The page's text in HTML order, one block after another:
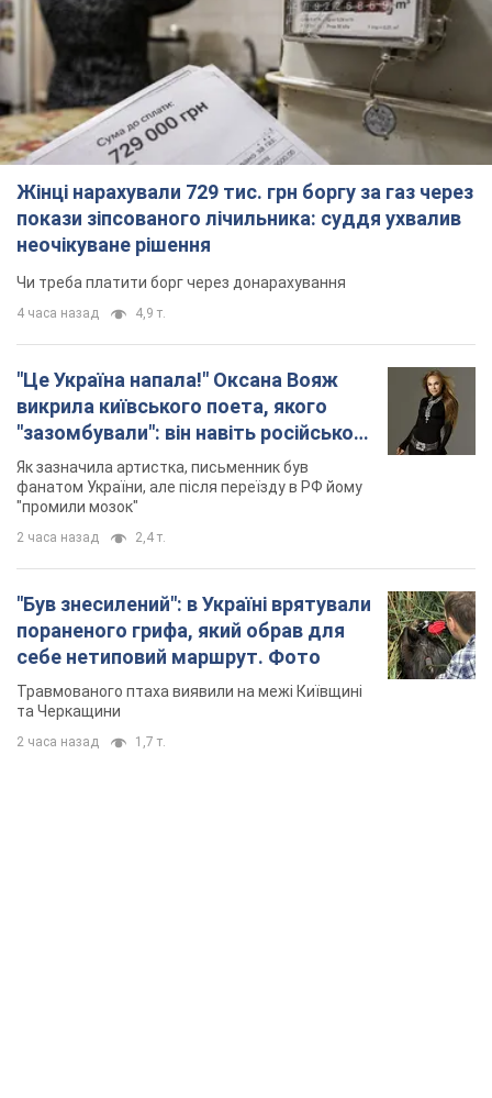
Жінці нарахували 729 тис. грн боргу за газ через
покази зіпсованого лічильника: суддя ухвалив
неочікуване рішення
Чи треба платити борг через донарахування
4 часа назад 4,9 т.
"Це Україна напала!" Оксана Вояж
викрила київського поета, якого
"зазомбували": він навіть російської
не знав, а тепер хоче геноциду
українців
Як зазначила артистка, письменник був
фанатом України, але після переїзду в РФ йому
"промили мозок"
2 часа назад 2,4 т.
"Був знесилений": в Україні врятували
пораненого грифа, який обрав для
себе нетиповий маршрут. Фото
Травмованого птаха виявили на межі Київщині
та Черкащини
2 часа назад 1,7 т.